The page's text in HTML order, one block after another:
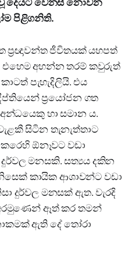
පිළිගනිති.
ප්‍රඥාවන්ත ජීවිතයක් යහපත්
එහෙම අහන්න තරම් කවුරුත්
පැහැදිලියි. එය
ප්‍රයෝජන ගත
හා සමාන ය.
සිටින තැනැත්තාට
ඕනෑවට වඩා
මනසකි. සත්‍යය දකින
කායික ආශාවන්ට වඩා
දුර්වල මනසක් ඇත. වැරදි
ඈත් කර තමන්
ඇති දේ තෝරා